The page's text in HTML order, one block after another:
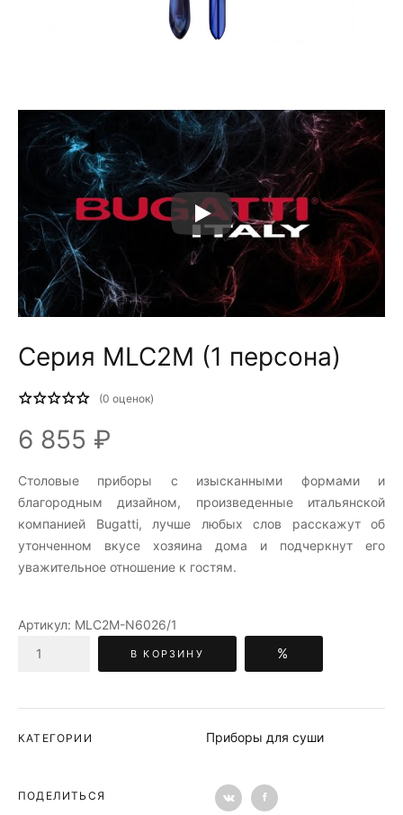
Серия MLC2M (1 персона)
(0 оценок)
6 855 ₽
Столовые приборы c изысканными формами и
благородным дизайном, произведенные итальянской
компанией Bugatti, лучше любых слов расскажут об
утонченном вкусе хозяина дома и подчеркнут его
уважительное отношение к гостям.
Артикул: MLC2M-N6026/1
В КОРЗИНУ %
КАТЕГОРИИ Приборы для суши
ПОДЕЛИТЬСЯ